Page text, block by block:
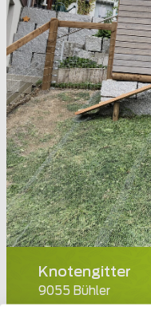
Knotengitter
9055 Bühler